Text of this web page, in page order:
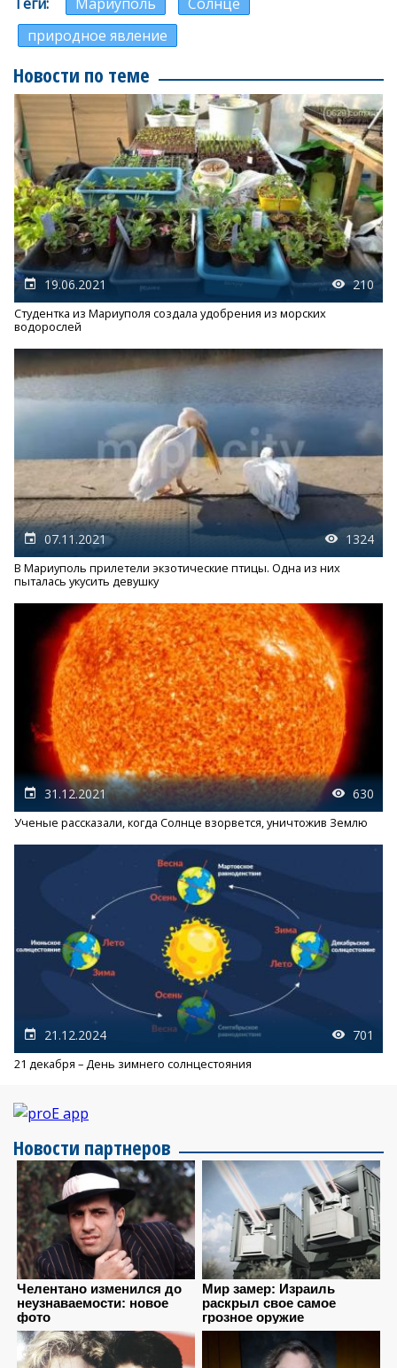
природное явление
Новости по теме
19.06.2021 210
Студентка из Мариуполя создала удобрения из морских
водорослей
07.11.2021 1324
В Мариуполь прилетели экзотические птицы. Одна из них
пыталась укусить девушку
31.12.2021 630
Ученые рассказали, когда Солнце взорвется, уничтожив Землю
21.12.2024 701
21 декабря – День зимнего солнцестояния
Новости партнеров